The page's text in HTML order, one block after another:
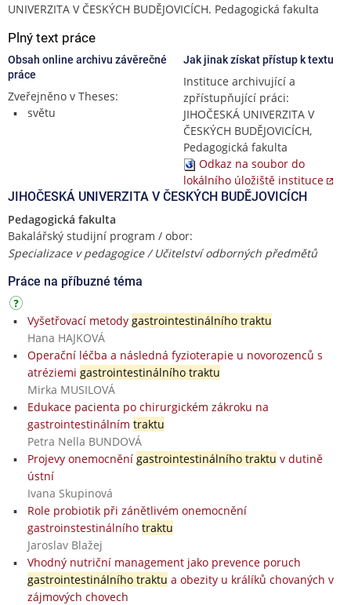
UNIVERZITA V ČESKÝCH BUDĚJOVICÍCH. Pedagogická fakulta
Plný text práce
Obsah online archivu závěrečné
práce
Zveřejněno v Theses:
světu
Jak jinak získat přístup k textu
Instituce archivující a
zpřístupňující práci:
JIHOČESKÁ UNIVERZITA V
ČESKÝCH BUDĚJOVICÍCH,
Pedagogická fakulta
Odkaz na soubor do
lokálního úložiště instituce
JIHOČESKÁ UNIVERZITA V ČESKÝCH BUDĚJOVICÍCH
Pedagogická fakulta
Bakalářský studijní program / obor:
Specializace v pedagogice / Učitelství odborných předmětů
Práce na příbuzné téma
Vyšetřovací metody gastrointestinálního traktu
Hana HAJKOVÁ
Operační léčba a následná fyzioterapie u novorozenců s
atréziemi gastrointestinálního traktu
Mirka MUSILOVÁ
Edukace pacienta po chirurgickém zákroku na
gastrointestinálním traktu
Petra Nella BUNDOVÁ
Projevy onemocnění gastrointestinálního traktu v dutině
ústní
Ivana Skupinová
Role probiotik při zánětlivém onemocnění
gastroinstestinálního traktu
Jaroslav Blažej
Vhodný nutriční management jako prevence poruch
gastrointestinálního traktu a obezity u králíků chovaných v
zájmových chovech